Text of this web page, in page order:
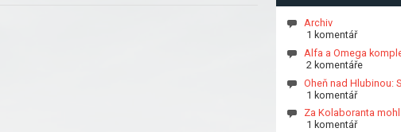
Archiv
1 komentář
Alfa a Omega
2 komentáře
Oheň nad Hlubinou:
1 komentář
Za Kolaboranta
1 komentář